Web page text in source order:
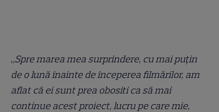
„Spre marea mea surprindere, cu mai puțin
de o lună înainte de începerea filmărilor, am
aflat că ei sunt prea obositi ca să mai
continue acest proiect, lucru pe care mie,